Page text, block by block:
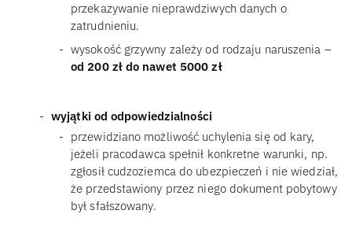
przekazywanie nieprawdziwych danych o
zatrudnieniu.
wysokość grzywny zależy od rodzaju naruszenia –
od 200 zł do nawet 5000 zł
wyjątki od odpowiedzialności
przewidziano możliwość uchylenia się od kary,
jeżeli pracodawca spełnił konkretne warunki, np.
zgłosił cudzoziemca do ubezpieczeń i nie wiedział,
że przedstawiony przez niego dokument pobytowy
był sfałszowany.